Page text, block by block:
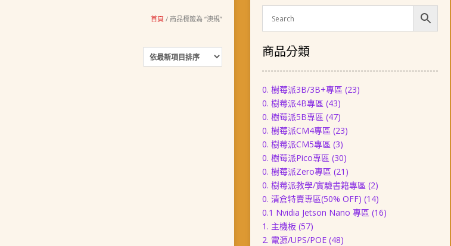
首頁 / 商品標籤為 “澳規”
商品分類
0. 樹莓派3B/3B+專區 (23)
0. 樹莓派4B專區 (43)
0. 樹莓派5B專區 (47)
0. 樹莓派CM4專區 (23)
0. 樹莓派CM5專區 (3)
0. 樹莓派Pico專區 (30)
0. 樹莓派Zero專區 (21)
0. 樹莓派教學/實驗書籍專區 (2)
0. 清倉特賣專區(50% OFF) (14)
0.1 Nvidia Jetson Nano 專區 (16)
1. 主機板 (57)
2. 電源/UPS/POE (48)